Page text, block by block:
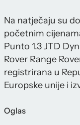
Na natječaju su
početnim
Punto 1.3 JTD
Rover Range
registrirana u
Europske unije i
Oglas